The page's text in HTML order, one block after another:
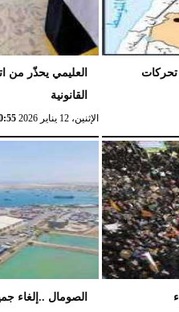
العليمي يحذّر من
القانونية
الإثنين، 12 يناير 2026 10:55
الصومال ..إلغاء